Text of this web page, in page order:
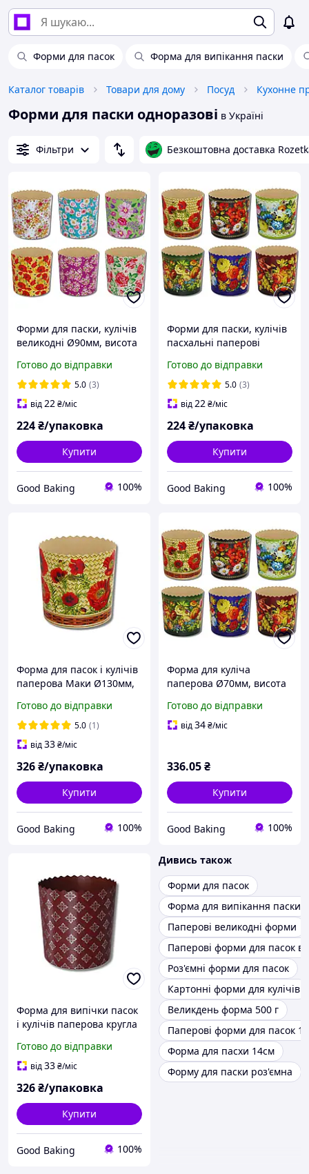
Форми для пасок Форма для випікання паски
Каталог товарів Товари для дому Посуд Кухонне
Форми для паски одноразові в Україні
Фільтри Безкоштовна доставка
Форми для паски, кулічів
великодні Ø90мм, висота
пасок паперова з квітами
одноразова 50 шт/уп
Готово до відправки
5.0 (3)
від22₴/міс
224₴/упаковка
Купити
Good Baking 100%
Форми для паски, кулічів
пасхальні паперові
Форма для випічки пасок
з квітами одноразова 50
шт/уп
Готово до відправки
5.0 (3)
від22₴/міс
224₴/упаковка
Купити
Good Baking 100%
Форма для пасок і кулічів
паперова Маки Ø130мм,
Форми великодні
одноразові
Готово до відправки
5.0 (1)
від33₴/міс
326₴/упаковка
Купити
Good Baking 100%
Форма для куліча
паперова Ø70мм, висота
дизайнів, з квітами /
Одноразові форми для
Готово до відправки
від34₴/міс
336.05₴
Купити
Good Baking 100%
Форма для випічки пасок
і кулічів паперова кругла
срібло, 50шт/уп. / Форми
одноразові для випікання
Готово до відправки
від33₴/міс
326₴/упаковка
Купити
Good Baking 100%
Дивись також
Форми для пасок
Форма для випікання паски
Паперові великодні форми
Паперові форми для пасок
Роз'ємні форми для пасок
Картонні форми для кулічів
Великдень форма 500 г
Паперові форми для пасок
Форма для пасхи 14см
Форму для паски роз'ємна